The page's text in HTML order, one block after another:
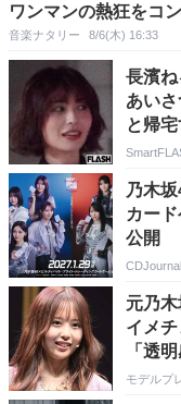
ワンマンの熱狂をコ
音楽ナタリー 8/6(木) 16:33
長濱
あい
と帰
乃木
カー
公開
CDJournal
元乃
イメ
「透
モデルプ